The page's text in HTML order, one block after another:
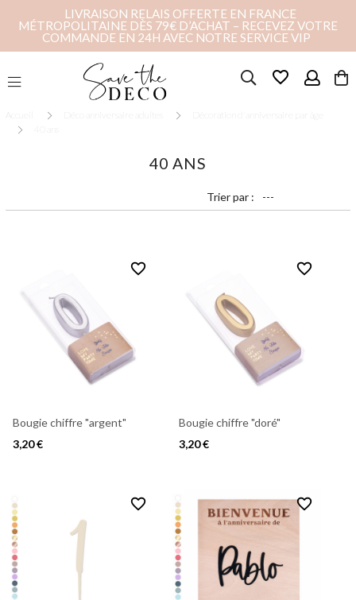
LIVRAISON RELAIS OFFERTE EN FRANCE
MÉTROPOLITAINE DÈS 79€ D’ACHAT – RECEVEZ VOTRE
COMMANDE EN 24H AVEC NOTRE SERVICE VIP
favorite_border
Accueil Déco anniversaire adultes
Décoration d'anniversaire par âge
40 ANS
Trier par :
favorite_border
Bougie chiffre "argent"
3,20 €
favorite_border
Bougie chiffre "doré"
3,20 €
favorite_border favorite_border